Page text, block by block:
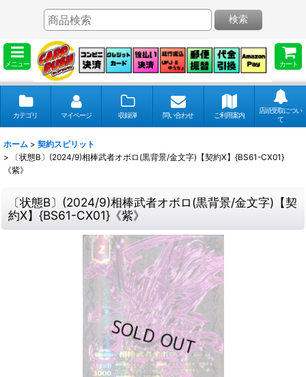
メニュー カート
検索
カテゴリ マイページ 収録弾 問い合わせ ご利用案内
店頭受取につい
て
ホーム > 契約スピリット
>
〔状態B〕(2024/9)相棒武者オボロ(黒背景/金文字)【契約X】{BS61-CX01}
《紫》
〔状態B〕(2024/9)相棒武者オボロ(黒背景/金文字)【契
約X】{BS61-CX01}《紫》